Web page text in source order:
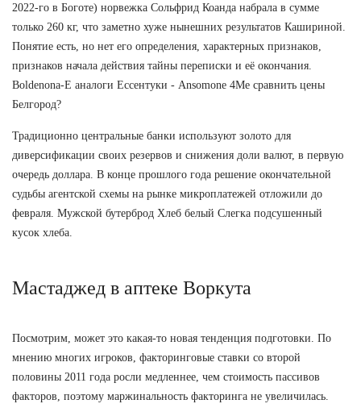
2022-го в Боготе) норвежка Сольфрид Коанда набрала в сумме
только 260 кг, что заметно хуже нынешних результатов Кашириной.
Понятие есть, но нет его определения, характерных признаков,
признаков начала действия тайны переписки и её окончания.
Boldenona-E аналоги Ессентуки - Ansomone 4Me сравнить цены
Белгород?
Традиционно центральные банки используют золото для
диверсификации своих резервов и снижения доли валют, в первую
очередь доллара. В конце прошлого года решение окончательной
судьбы агентской схемы на рынке микроплатежей отложили до
февраля. Мужской бутерброд Хлеб белый Слегка подсушенный
кусок хлеба.
Мастаджед в аптеке Воркута
Посмотрим, может это какая-то новая тенденция подготовки. По
мнению многих игроков, факторинговые ставки со второй
половины 2011 года росли медленнее, чем стоимость пассивов
факторов, поэтому маржинальность факторинга не увеличилась.